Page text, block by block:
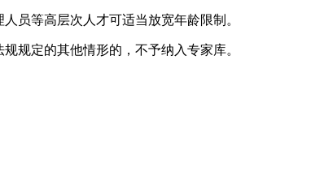
员等高层次人才可适当放宽年龄限制。
规定的其他情形的，不予纳入专家库。